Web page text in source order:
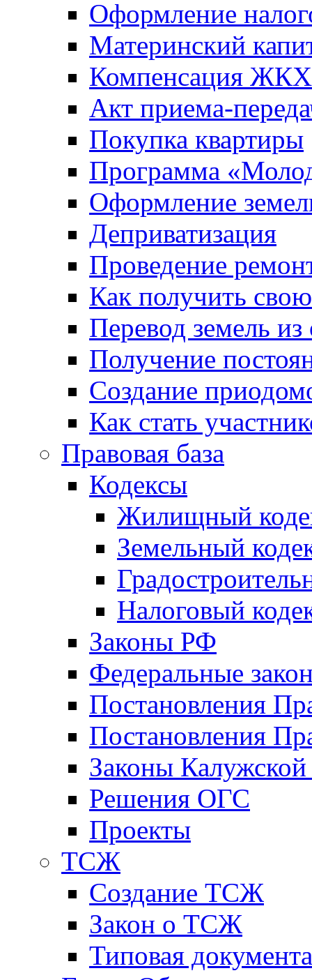
Оформление
Материнский
Компенсация ЖКХ
Акт приема-
Покупка квартиры
Программа
Оформление
Деприватизация
Проведение
Как получить
Перевод земель
Получение
Создание
Как стать
Правовая база
Кодексы
Жилищный
Земельный
Налоговый
Законы РФ
Федеральные
Постановления
Постановления
Законы Калужской
Решения ОГС
Проекты
ТСЖ
Создание ТСЖ
Закон о ТСЖ
Типовая